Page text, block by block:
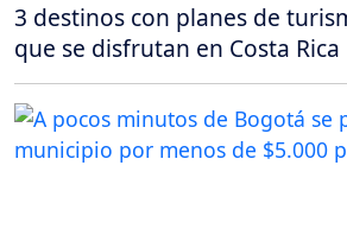
3 destinos con planes de
que se disfrutan en Costa Rica